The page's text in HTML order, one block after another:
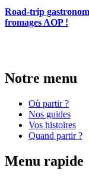
Road-trip
fromages AOP !
Notre menu
Où partir ?
Nos guides
Vos histoires
Quand partir ?
Menu rapide